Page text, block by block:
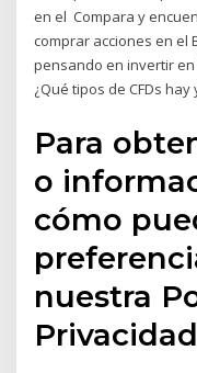
en el Compara y
comprar acciones en el
pensando en invertir en
¿Qué tipos de CFDs
Para
o
cómo
nuestra